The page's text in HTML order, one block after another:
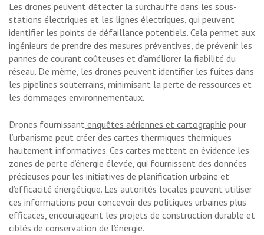
Les drones peuvent détecter la surchauffe dans les sous-
stations électriques et les lignes électriques, qui peuvent
identifier les points de défaillance potentiels. Cela permet aux
ingénieurs de prendre des mesures préventives, de prévenir les
pannes de courant coûteuses et d’améliorer la fiabilité du
réseau. De même, les drones peuvent identifier les fuites dans
les pipelines souterrains, minimisant la perte de ressources et
les dommages environnementaux.
Drones fournissant enquêtes aériennes et cartographie pour
l’urbanisme peut créer des cartes thermiques thermiques
hautement informatives. Ces cartes mettent en évidence les
zones de perte d’énergie élevée, qui fournissent des données
précieuses pour les initiatives de planification urbaine et
d’efficacité énergétique. Les autorités locales peuvent utiliser
ces informations pour concevoir des politiques urbaines plus
efficaces, encourageant les projets de construction durable et
ciblés de conservation de l’énergie.